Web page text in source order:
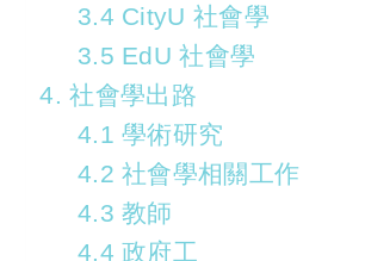
3.4 CityU 社會學
3.5 EdU 社會學
4. 社會學出路
4.1 學術研究
4.2 社會學相關工作
4.3 教師
4.4 政府工